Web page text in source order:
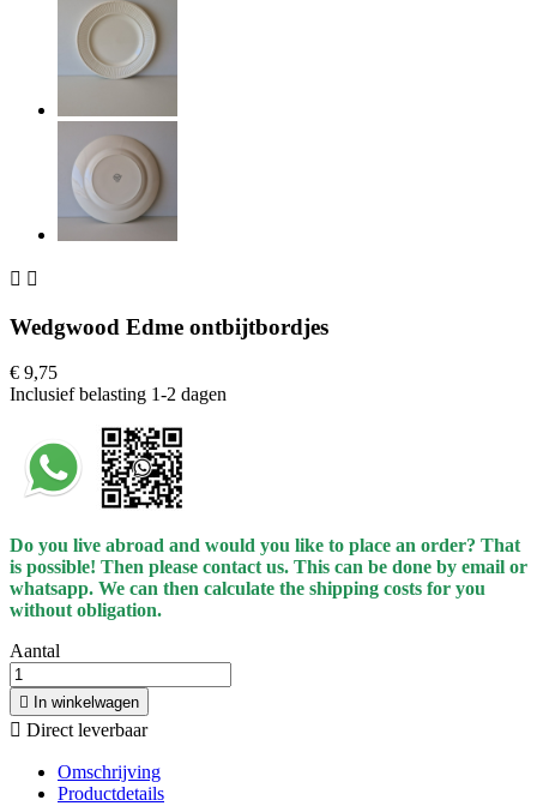
 
Wedgwood Edme ontbijtbordjes
€ 9,75
Inclusief belasting 1-2 dagen
Do you live abroad and would you like to place an order? That
is possible! Then please contact us. This can be done by email or
whatsapp. We can then calculate the shipping costs for you
without obligation.
Aantal
 In winkelwagen
 Direct leverbaar
Omschrijving
Productdetails